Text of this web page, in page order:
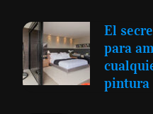
El
para
pintura